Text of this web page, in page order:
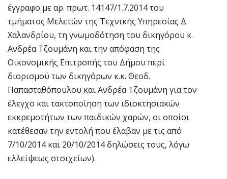
έγγραφο με αρ. πρωτ. 14147/1.7.2014 του
τμήματος Μελετών της Τεχνικής Υπηρεσίας Δ.
Χαλανδρίου, τη γνωμοδότηση του δικηγόρου κ.
Ανδρέα Τζουμάνη και την απόφαση της
Οικονομικής Επιτροπής του Δήμου περί
διορισμού των δικηγόρων κ.κ. Θεοδ.
Παπασταθόπουλου και Ανδρέα Τζουμάνη για τον
έλεγχο και τακτοποίηση των ιδιοκτησιακών
εκκρεμοτήτων των παιδικών χαρών, οι οποίοι
κατέθεσαν την εντολή που έλαβαν με τις από
7/10/2014 και 20/10/2014 δηλώσεις τους, λόγω
ελλείψεως στοιχείων).